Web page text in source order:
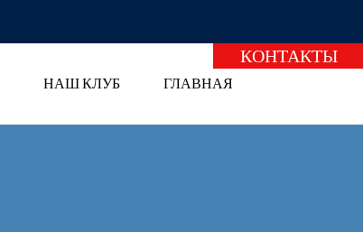
ГЛАВНАЯ
НАШ КЛУБ
КОНТАКТЫ